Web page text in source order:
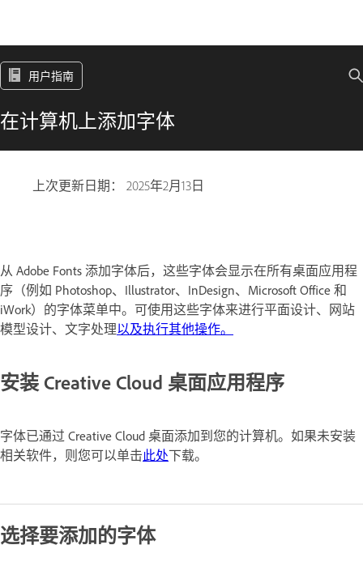
用户指南
在计算机上添加字体
上次更新日期： 2025年2月13日
从 Adobe Fonts 添加字体后，这些字体会显示在所有桌面应用程
序（例如 Photoshop、Illustrator、InDesign、Microsoft Office 和
iWork）的字体菜单中。可使用这些字体来进行平面设计、网站
模型设计、文字处理以及执行其他操作。
安装 Creative Cloud 桌面应用程序
字体已通过 Creative Cloud 桌面添加到您的计算机。如果未安装
相关软件，则您可以单击此处下载。
选择要添加的字体